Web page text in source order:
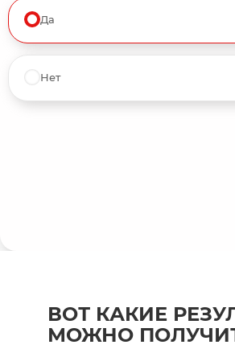
Да
Нет
ВОТ КАКИЕ
МОЖНО